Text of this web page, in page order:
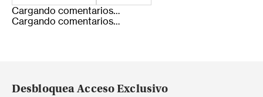
Cargando comentarios…
Cargando comentarios…
Desbloquea Acceso Exclusivo